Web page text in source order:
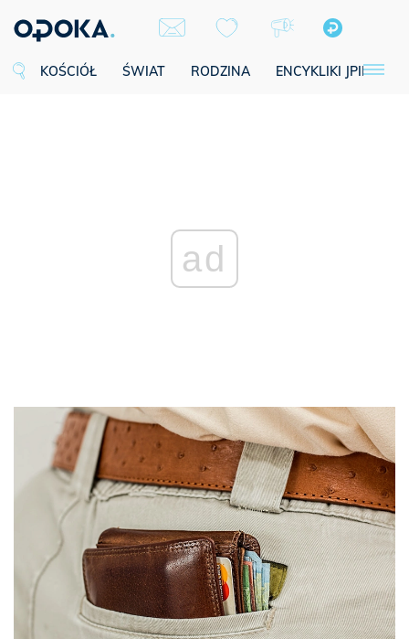
KOŚCIÓŁ ŚWIAT RODZINA ENCYKLIKI JPII
ad